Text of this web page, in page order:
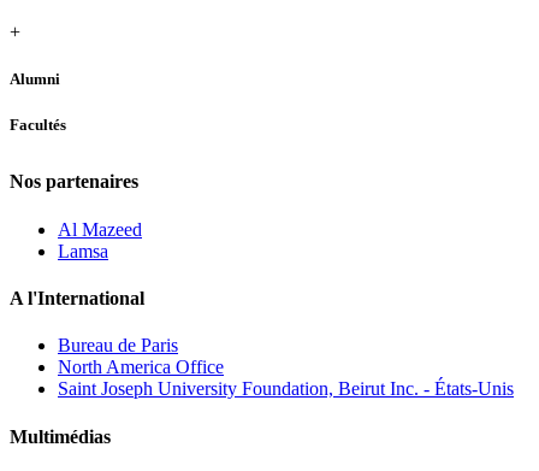
+
Alumni
Facultés
Nos partenaires
Al Mazeed
Lamsa
A l'International
Bureau de Paris
North America Office
Saint Joseph University Foundation, Beirut Inc. - États-Unis
Multimédias